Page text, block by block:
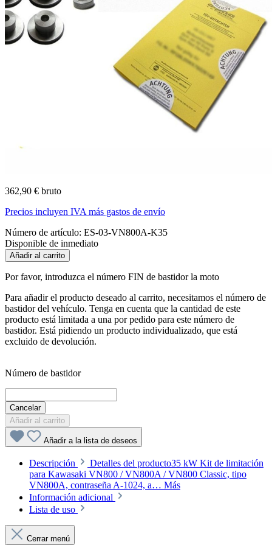
362,90 € bruto
Precios incluyen IVA más gastos de envío
Número de artículo: ES-03-VN800A-K35
Disponible de inmediato
Añadir al carrito
Por favor, introduzca el número FIN de bastidor la moto
Para añadir el producto deseado al carrito, necesitamos el número de
bastidor del vehículo. Tenga en cuenta que la cantidad de este
producto está limitada a una por pedido para este número de
bastidor. Está pidiendo un producto individualizado, que está
excluido de devolución.
Número de bastidor
Cancelar
Añadir al carrito
Añadir a la lista de deseos
Descripción
Detalles del producto35 kW Kit de limitación
para Kawasaki VN800 / VN800A / VN800 Classic, tipo
VN800A, contraseña A-1024, a… Más
Información adicional
Lista de uso
Cerrar menú